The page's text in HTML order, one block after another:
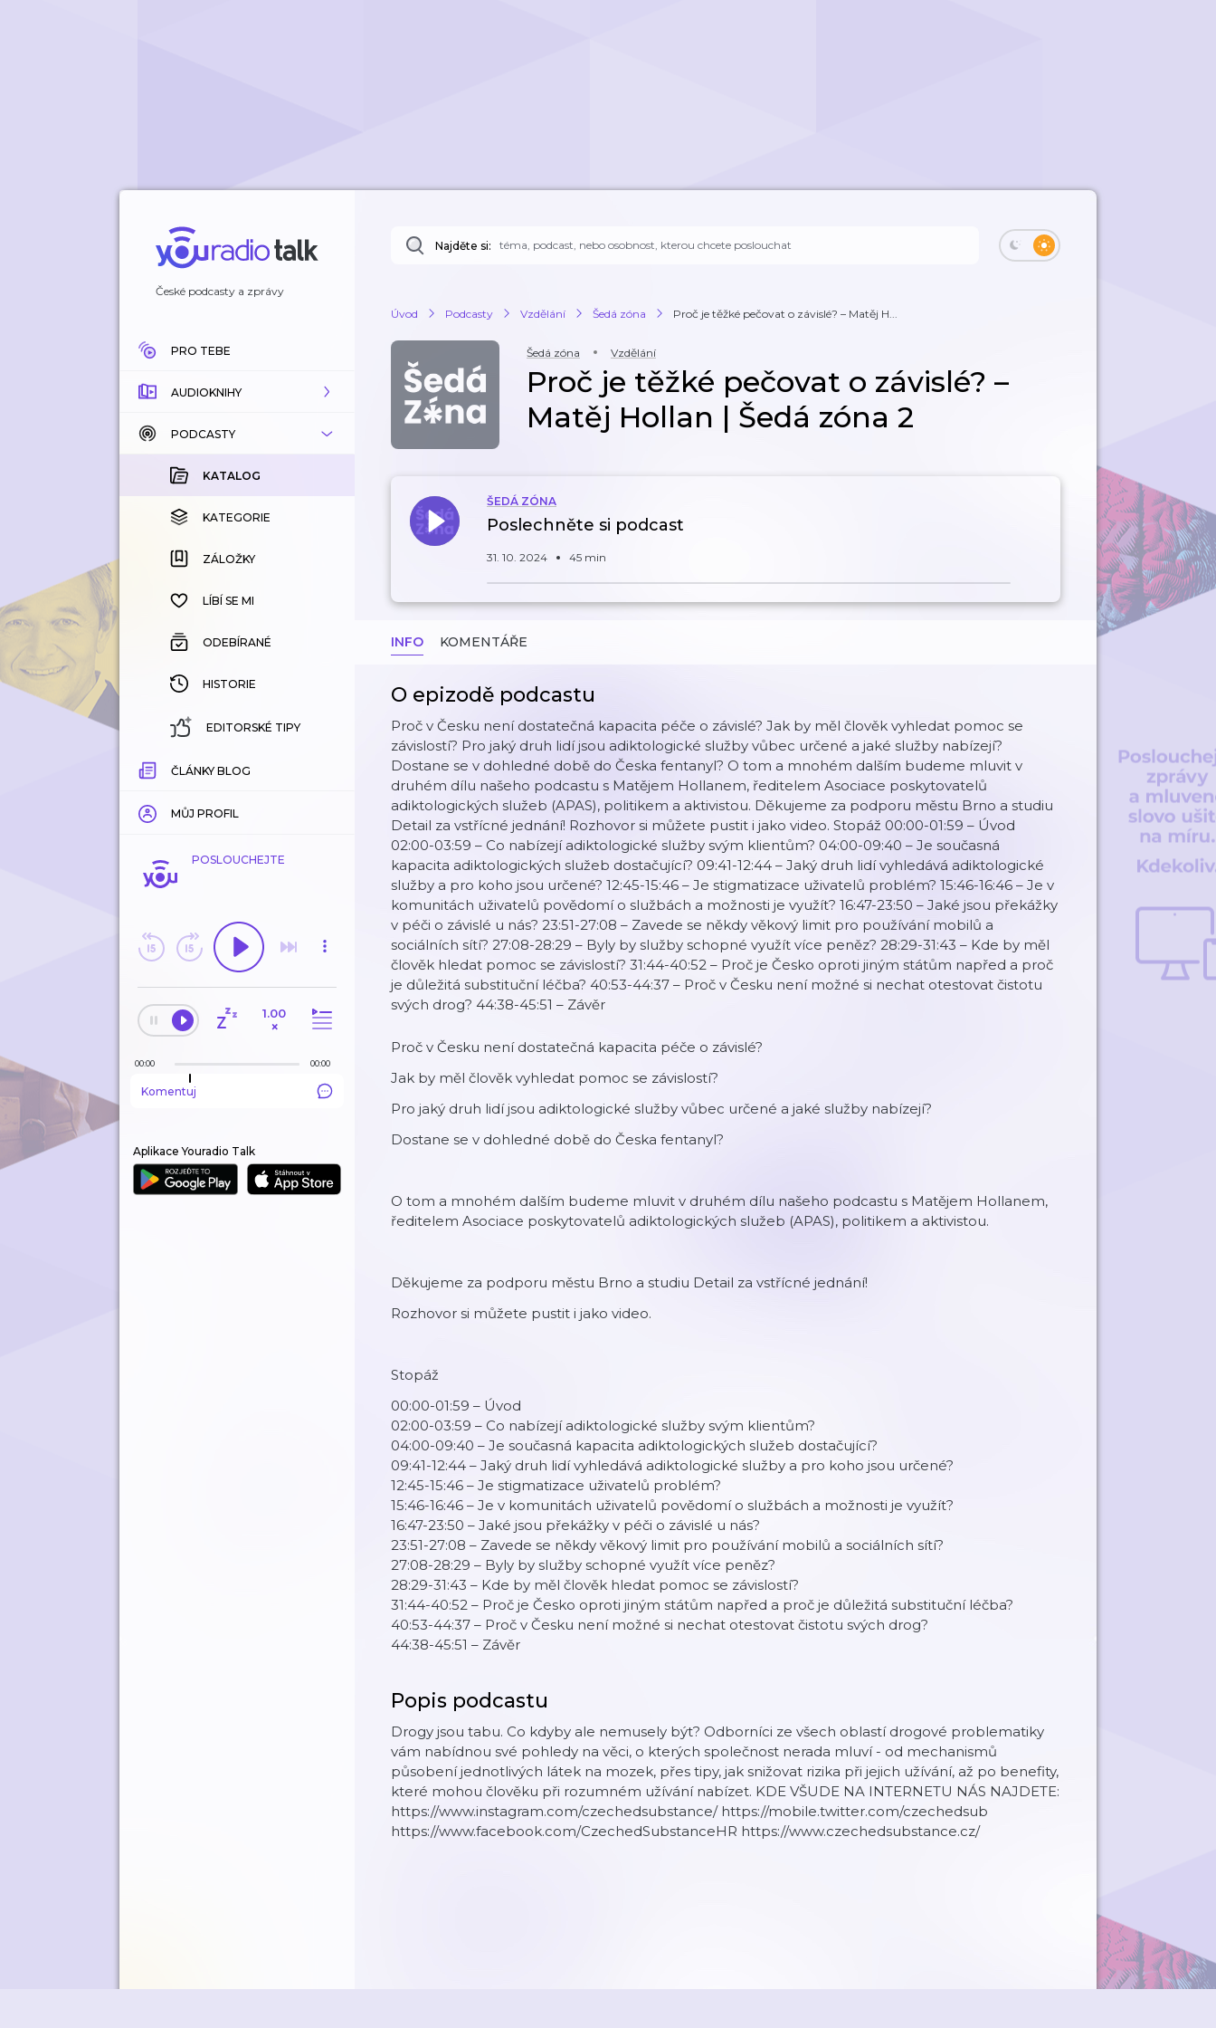
České podcasty a zprávy
PRO TEBE
AUDIOKNIHY
KATALOG
KOUPENÉ
KATEGORIE
ZÁLOŽKY
HISTORIE
PODCASTY
KATALOG
KATEGORIE
ZÁLOŽKY
LÍBÍ SE MI
ODEBÍRANÉ
HISTORIE
EDITORSKÉ TIPY
ČLÁNKY BLOG
MŮJ PROFIL
POSLOUCHEJTE
1.00
×
00:00 00:00
Komentuj
Aplikace Youradio Talk
Najděte si:
Úvod Podcasty Vzdělání Šedá zóna Proč je těžké pečovat o závislé? – Matěj H...
Šedá zóna Vzdělání
Proč je těžké pečovat o závislé? –
Matěj Hollan | Šedá zóna 2
ŠEDÁ ZÓNA
Poslechněte si podcast
31. 10. 2024 45 min
INFO KOMENTÁŘE
O epizodě podcastu
Proč v Česku není dostatečná kapacita péče o závislé? Jak by měl člověk vyhledat pomoc se
závislostí? Pro jaký druh lidí jsou adiktologické služby vůbec určené a jaké služby nabízejí?
Dostane se v dohledné době do Česka fentanyl? O tom a mnohém dalším budeme mluvit v
druhém dílu našeho podcastu s Matějem Hollanem, ředitelem Asociace poskytovatelů
adiktologických služeb (APAS), politikem a aktivistou. Děkujeme za podporu městu Brno a studiu
Detail za vstřícné jednání! Rozhovor si můžete pustit i jako video. Stopáž 00:00-01:59 – Úvod
02:00-03:59 – Co nabízejí adiktologické služby svým klientům? 04:00-09:40 – Je současná
kapacita adiktologických služeb dostačující? 09:41-12:44 – Jaký druh lidí vyhledává adiktologické
služby a pro koho jsou určené? 12:45-15:46 – Je stigmatizace uživatelů problém? 15:46-16:46 – Je v
komunitách uživatelů povědomí o službách a možnosti je využít? 16:47-23:50 – Jaké jsou překážky
v péči o závislé u nás? 23:51-27:08 – Zavede se někdy věkový limit pro používání mobilů a
sociálních sítí? 27:08-28:29 – Byly by služby schopné využít více peněz? 28:29-31:43 – Kde by měl
člověk hledat pomoc se závislostí? 31:44-40:52 – Proč je Česko oproti jiným státům napřed a proč
je důležitá substituční léčba? 40:53-44:37 – Proč v Česku není možné si nechat otestovat čistotu
svých drog? 44:38-45:51 – Závěr
Proč v Česku není dostatečná kapacita péče o závislé?
Jak by měl člověk vyhledat pomoc se závislostí?
Pro jaký druh lidí jsou adiktologické služby vůbec určené a jaké služby nabízejí?
Dostane se v dohledné době do Česka fentanyl?
O tom a mnohém dalším budeme mluvit v druhém dílu našeho podcastu s Matějem Hollanem,
ředitelem Asociace poskytovatelů adiktologických služeb (APAS), politikem a aktivistou.
Děkujeme za podporu městu Brno a studiu Detail za vstřícné jednání!
Rozhovor si můžete pustit i jako video.
Stopáž
00:00-01:59 – Úvod
02:00-03:59 – Co nabízejí adiktologické služby svým klientům?
04:00-09:40 – Je současná kapacita adiktologických služeb dostačující?
09:41-12:44 – Jaký druh lidí vyhledává adiktologické služby a pro koho jsou určené?
12:45-15:46 – Je stigmatizace uživatelů problém?
15:46-16:46 – Je v komunitách uživatelů povědomí o službách a možnosti je využít?
16:47-23:50 – Jaké jsou překážky v péči o závislé u nás?
23:51-27:08 – Zavede se někdy věkový limit pro používání mobilů a sociálních sítí?
27:08-28:29 – Byly by služby schopné využít více peněz?
28:29-31:43 – Kde by měl člověk hledat pomoc se závislostí?
31:44-40:52 – Proč je Česko oproti jiným státům napřed a proč je důležitá substituční léčba?
40:53-44:37 – Proč v Česku není možné si nechat otestovat čistotu svých drog?
44:38-45:51 – Závěr
Popis podcastu
Drogy jsou tabu. Co kdyby ale nemusely být? Odborníci ze všech oblastí drogové problematiky
vám nabídnou své pohledy na věci, o kterých společnost nerada mluví - od mechanismů
působení jednotlivých látek na mozek, přes tipy, jak snižovat rizika při jejich užívání, až po benefity,
které mohou člověku při rozumném užívání nabízet. KDE VŠUDE NA INTERNETU NÁS NAJDETE:
https://www.instagram.com/czechedsubstance/ https://mobile.twitter.com/czechedsub
https://www.facebook.com/CzechedSubstanceHR https://www.czechedsubstance.cz/